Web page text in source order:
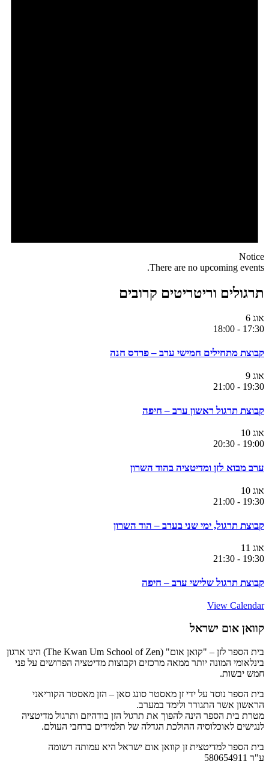
Notice
There are no upcoming events.
תרגולים וריטריטים קרובים
אוג 6
17:30
-
18:00
קבוצת מתחילים חמישי ערב – פרדס חנה
אוג 9
19:30
-
21:00
קבוצת תרגול ראשון ערב – חיפה
אוג 10
19:00
-
20:30
ערב מבוא לזן ומדיטציה בהוד השרון
אוג 10
19:30
-
21:00
קבוצת תרגול, ימי שני בערב – הוד השרון
אוג 11
19:30
-
21:30
קבוצת תרגול שלישי ערב – חיפה
View Calendar
קוואן אום ישראל
בית הספר לזן – "קואן אום" (The Kwan Um School of Zen) הינו ארגון
בינלאומי המונה יותר ממאה מרכזים וקבוצות מדיטציה הפרושים על פני
חמש יבשות.
בית הספר נוסד על ידי זן מאסטר סונג סאן – הזן מאסטר הקוריאני
הראשון אשר התגורר ולימד במערב.
מטרת בית הספר הינה להפוך את תרגול הזן בודהיזם ותרגול מדיטציה
לנגישים לאוכלוסיה ההולכת הגדלה של תלמידים ברחבי העולם.
בית הספר למדיטצית זן קוואן אום ישראל היא עמותה רשומה
ע"ר 580654911